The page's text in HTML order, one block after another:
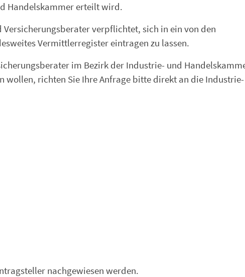
Handelskammer erteilt wird.
verpflichtet, sich in ein von den
Vermittlerregister eintragen zu lassen.
im Bezirk der Industrie- und
wollen, richten Sie Ihre Anfrage bitte direkt an die Industrie-
nachgewiesen werden.